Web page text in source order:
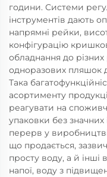
години. Системи
інструментів дають
напрямні рейки,
конфігурацію
обладнання до
одноразових пляшок
Така
асортименту
реагувати на
упаковки без
перерв у
що продається,
просту воду, а й інші
напої, воду з